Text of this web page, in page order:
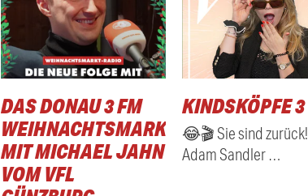
DAS DONAU 3 FM
WEIHNACHTSMARKTRADIO
MIT MICHAEL JAHN
VOM VFL
KINDSKÖPFE 3
😂🎬 Sie sind zurück!
Adam Sandler …